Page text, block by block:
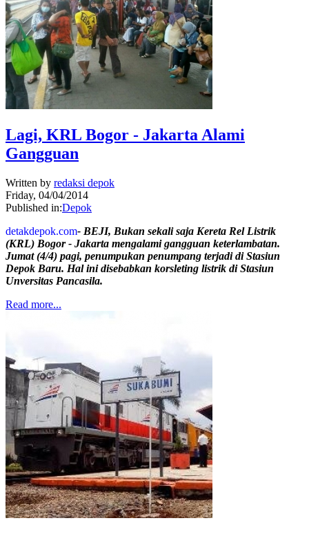
Lagi, KRL Bogor - Jakarta Alami
Gangguan
Written by redaksi depok
Friday, 04/04/2014
Published in:Depok
detakdepok.com- BEJI, Bukan sekali saja Kereta Rel Listrik
(KRL) Bogor - Jakarta mengalami gangguan keterlambatan.
Jumat (4/4) pagi, penumpukan penumpang terjadi di Stasiun
Depok Baru. Hal ini disebabkan korsleting listrik di Stasiun
Unversitas Pancasila.
Read more...